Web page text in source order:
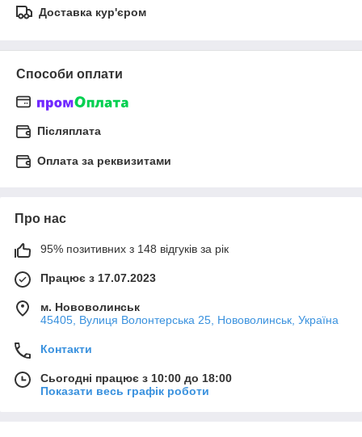
Доставка кур'єром
Способи оплати
Післяплата
Оплата за реквизитами
Про нас
95% позитивних з 148 відгуків за рік
Працює з 17.07.2023
м. Нововолинськ
45405, Вулиця Волонтерська 25, Нововолинськ, Україна
Контакти
Сьогодні працює з 10:00 до 18:00
Показати весь графік роботи